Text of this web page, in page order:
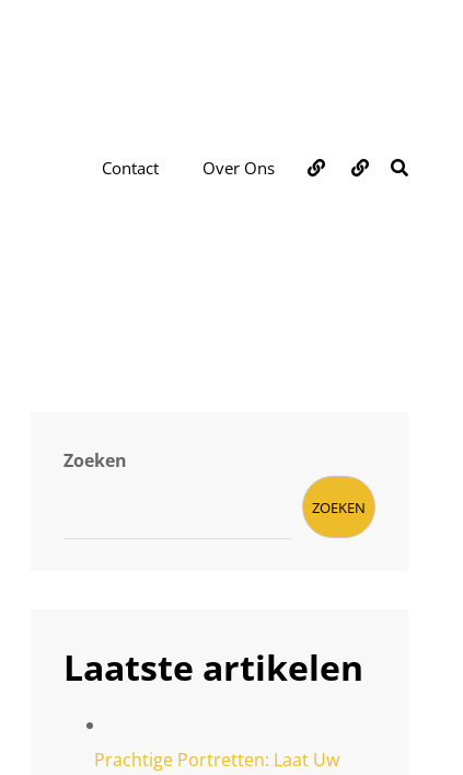
Contact Over Ons Over
ons
Contact
Zoeken
ZOEKEN
Laatste artikelen
Prachtige Portretten: Laat Uw